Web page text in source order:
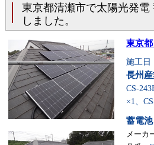
東京都清瀬市で太陽光発電
しました。
東京
施工日
長州
CS-
×1、
蓄電池
メーカ